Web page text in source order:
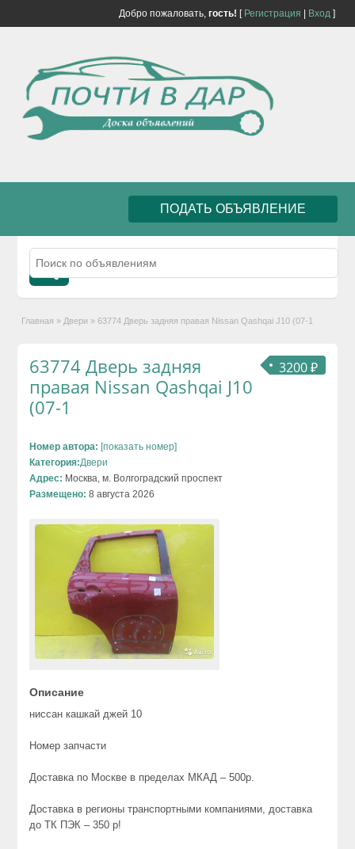
Добро пожаловать, гость! [ Регистрация Вход]
ПОДАТЬ ОБЪЯВЛЕНИЕ
Главная » Двери » 63774 Дверь задняя правая Nissan Qashqai J10 (07-1
3200 ₽
63774 Дверь задняя
правая Nissan Qashqai J10
(07-1
Номер автора: [показать номер]
Категория:Двери
Адрес: Москва, м. Волгоградский проспект
Размещено: 8 августа 2026
Описание
ниссан кашкай джей 10
Номер запчасти
Доставка по Москве в пределах МКАД – 500р.
Доставка в регионы транспортными компаниями, доставка
до ТК ПЭК – 350 р!